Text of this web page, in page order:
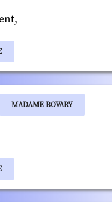
MADAME BOVARY